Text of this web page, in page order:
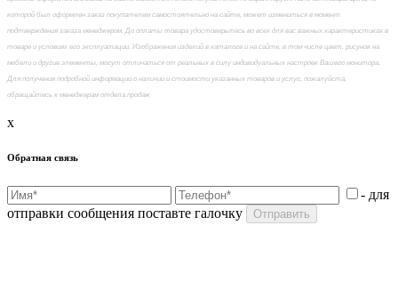
которой был оформлен заказ покупателем самостоятельно на сайте, может измениться в момент
подтверждения заказа менеджером. До оплаты товара удостоверьтесь во всех для вас важных характеристиках в
товаре и условиях его эксплуатации. Изображения изделий в каталоге и на сайте, в том числе цвет, рисунок на
мебели и другие элементы, могут отличаться от реальных в силу индивидуальных настроек Вашего монитора.
Для получения подробной информации о наличии и стоимости указанных товаров и услуг, пожалуйста,
обращайтесь к менеджерам отдела продаж
x
Обратная связь
- для
отправки сообщения поставте галочку